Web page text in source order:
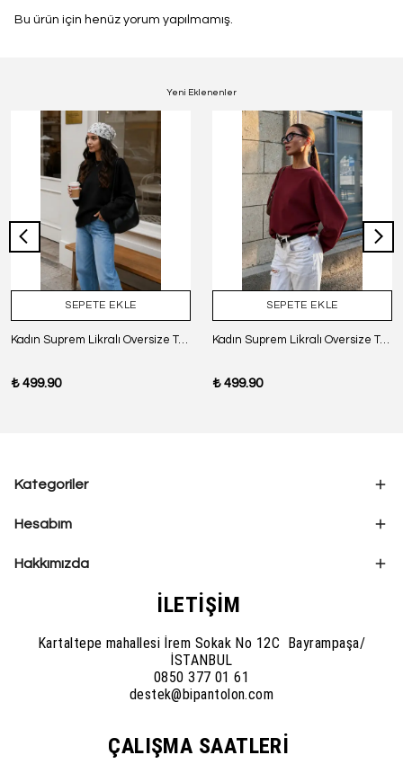
Bu ürün için henüz yorum yapılmamış.
Yeni Eklenenler
SEPETE EKLE
Kadın Suprem Likralı Oversize T-Shirt - SİYAH
₺ 499.90
SEPETE EKLE
Kadın Suprem Likralı Oversize T-Shirt - BORDO
₺ 499.90
Kategoriler
Hesabım
Hakkımızda
İLETİŞİM
Kartaltepe mahallesi İrem Sokak No 12C Bayrampaşa/
İSTANBUL
0850 377 01 61
destek@bipantolon.com
ÇALIŞMA SAATLERİ